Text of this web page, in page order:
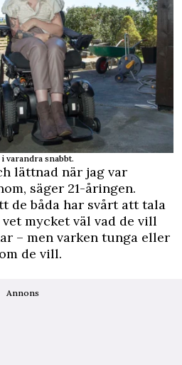
varandra snabbt.
lättnad när jag var
säger 21-åringen.
de båda har svårt att tala
mycket väl vad de vill
– men varken tunga eller
de vill.
Annons